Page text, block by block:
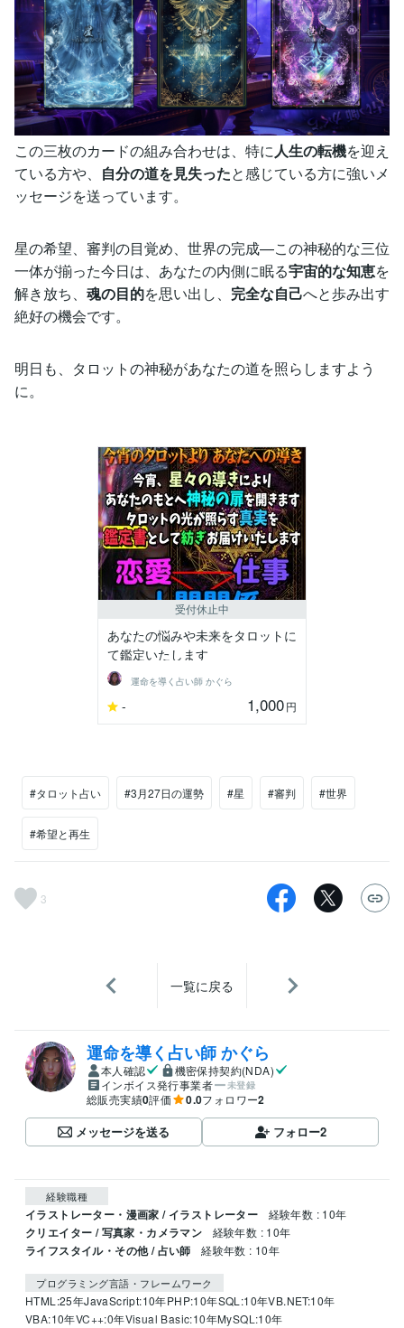
この三枚のカードの組み合わせは、特に人生の転機を迎え
ている方や、 自分の道を見失ったと感じている方に強いメ
ッセージを送っています。
星の希望、審判の目覚め、世界の完成—この神秘的な三位
一体が揃った今日は、あなたの内側に眠る宇宙的な知恵を
解き放ち、 魂の目的を思い出し、 完全な自己へと歩み出す
絶好の機会です。
明日も、タロットの神秘があなたの道を照らしますよう
に。
受付休止中
あなたの悩みや未来をタロットに
て鑑定いたします
運命を導く占い師 かぐら
- 1,000円
#タロット占い #3月27日の運勢 #星 #審判 #世界
#希望と再生
3
一覧に戻る
運命を導く占い師 かぐら
本人確認
機密保持契約(NDA)
インボイス発行事業者
未登録
総販売実績0評価 0.0フォロワー2
メッセージを送る フォロー2
経験職種
イラストレーター・漫画家 / イラストレーター 経験年数 : 10年
クリエイター / 写真家・カメラマン 経験年数 : 10年
ライフスタイル・その他 / 占い師 経験年数 : 10年
プログラミング言語・フレームワーク
HTML:25年JavaScript:10年PHP:10年SQL:10年VB.NET:10年
VBA:10年VC++:0年Visual Basic:10年MySQL:10年